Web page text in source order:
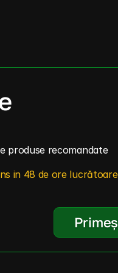
produse recomandate
in 48 de ore lucrătoare